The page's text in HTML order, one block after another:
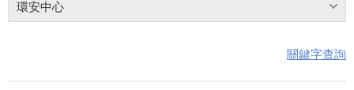
環安中心
關鍵字查詢